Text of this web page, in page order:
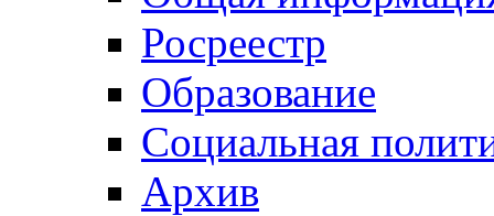
Росреестр
Образование
Социальная
Архив